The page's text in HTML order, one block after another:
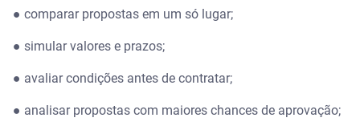
● comparar propostas em um só lugar;
● simular valores e prazos;
● avaliar condições antes de contratar;
● analisar propostas com maiores chances de aprovação;